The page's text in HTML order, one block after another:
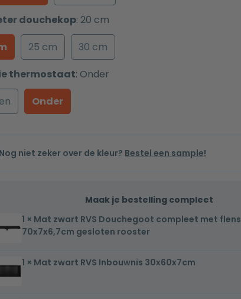
douchekop: 20 cm
25 cm
30 cm
thermostaat: Onder
Onder
Nog niet zeker over de kleur? Bestel een sample!
Maak je bestelling compleet
1 × Mat zwart RVS Douchegoot compleet met flens
70x7x6,7cm gesloten rooster
1 × Mat zwart RVS Inbouwnis 30x60x7cm